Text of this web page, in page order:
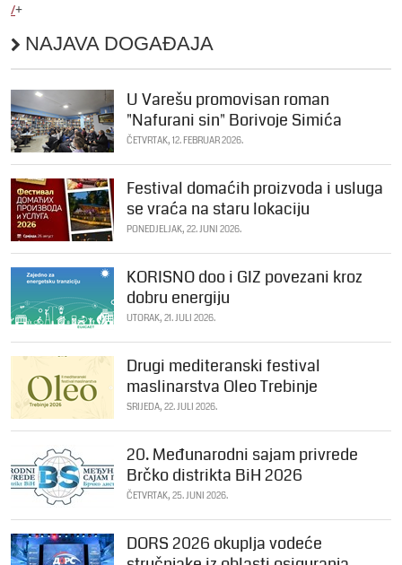
/+
NAJAVA DOGAĐAJA
U Varešu promovisan roman
"Nafurani sin" Borivoje Simića
ČETVRTAK, 12. FEBRUAR 2026.
Festival domaćih proizvoda i usluga
se vraća na staru lokaciju
PONEDJELJAK, 22. JUNI 2026.
KORISNO doo i GIZ povezani kroz
dobru energiju
UTORAK, 21. JULI 2026.
Drugi mediteranski festival
maslinarstva Oleo Trebinje
SRIJEDA, 22. JULI 2026.
20. Međunarodni sajam privrede
Brčko distrikta BiH 2026
ČETVRTAK, 25. JUNI 2026.
DORS 2026 okuplja vodeće